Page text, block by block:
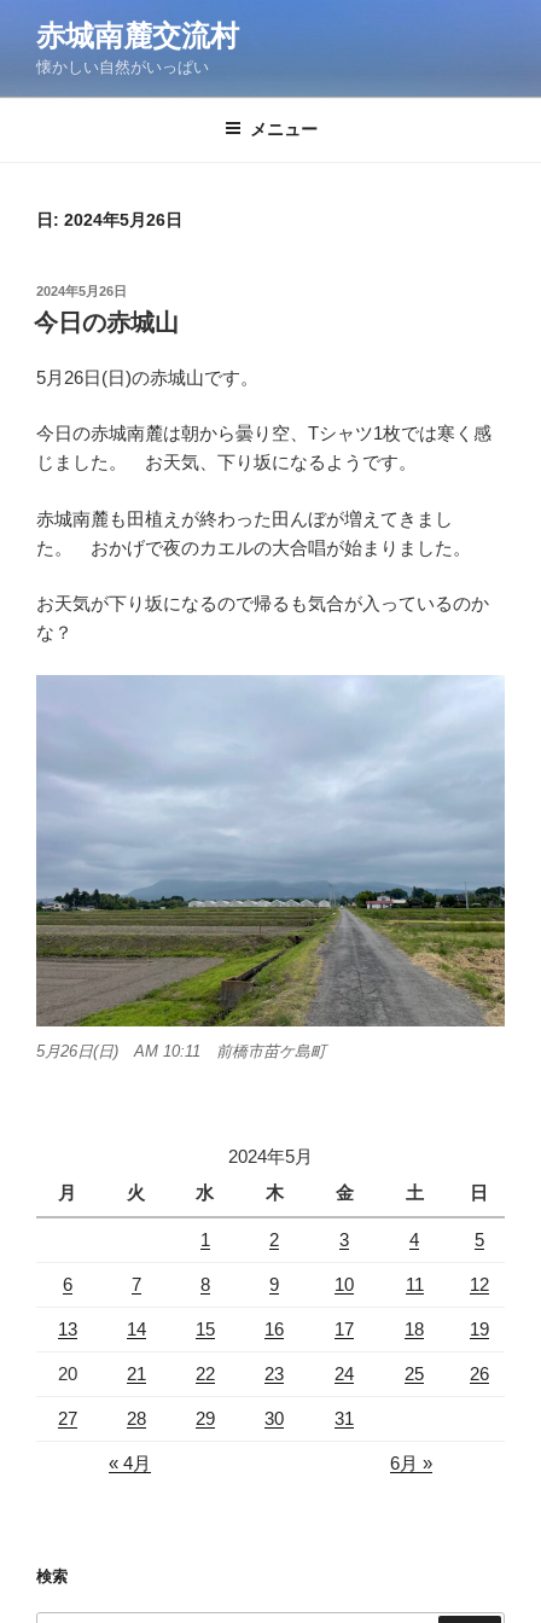
ン
赤城南麓交流村
懐かしい自然がいっぱい
メニュー
日: 2024年5月26日
投
稿
日:
2024年5月26日
今日の赤城山
5月26日(日)の赤城山です。
今日の赤城南麓は朝から曇り空、Tシャツ1枚では寒く感
じました。 お天気、下り坂になるようです。
赤城南麓も田植えが終わった田んぼが増えてきまし
た。 おかげで夜のカエルの大合唱が始まりました。
お天気が下り坂になるので帰るも気合が入っているのか
な？
5月26日(日) AM 10:11 前橋市苗ケ島町
2024年5月
月
火 水 木 金 土 日
1 2 3 4 5
6 7 8 9 10 11 12
13 14 15 16 17 18 19
20 21 22 23 24 25 26
27 28 29 30 31
« 4月 6月 »
検索